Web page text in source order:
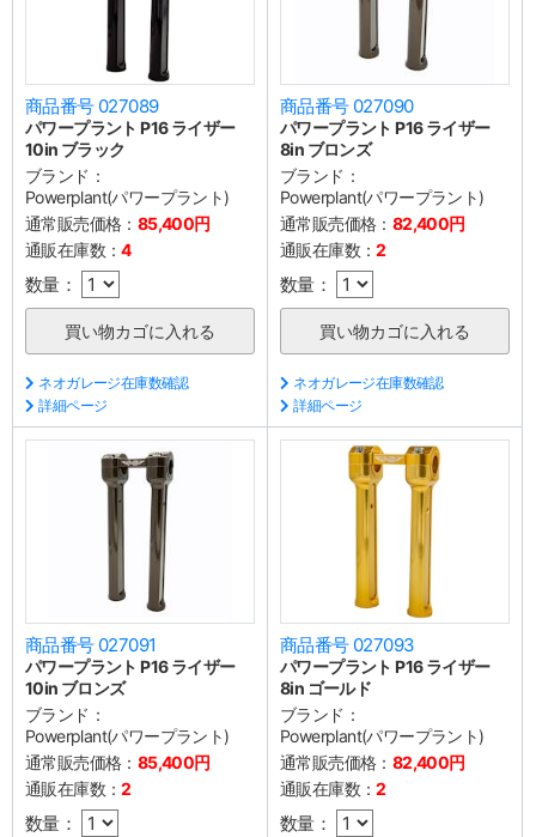
商品番号 027089
パワープラント P16 ライザー
10in ブラック
ブランド：
Powerplant(パワープラント)
通常販売価格： 85,400円
通販在庫数：4
数量：
ネオガレージ在庫数確認
詳細ページ
商品番号 027090
パワープラント P16 ライザー
8in ブロンズ
ブランド：
Powerplant(パワープラント)
通常販売価格： 82,400円
通販在庫数：2
数量：
ネオガレージ在庫数確認
詳細ページ
商品番号 027091
パワープラント P16 ライザー
10in ブロンズ
ブランド：
Powerplant(パワープラント)
通常販売価格： 85,400円
通販在庫数：2
数量：
商品番号 027093
パワープラント P16 ライザー
8in ゴールド
ブランド：
Powerplant(パワープラント)
通常販売価格： 82,400円
通販在庫数：2
数量：